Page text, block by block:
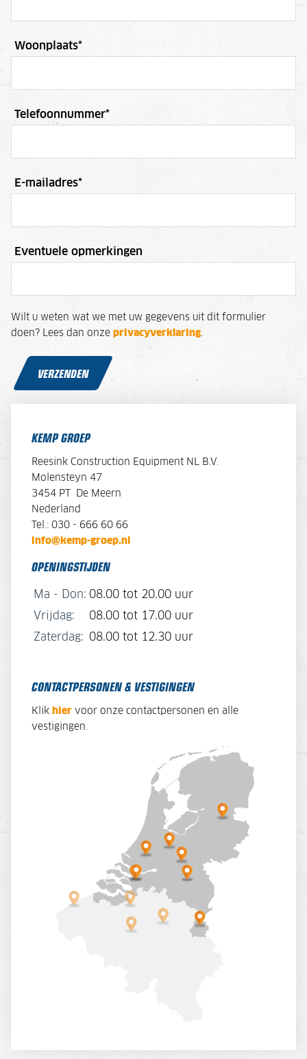
Woonplaats*
Telefoonnummer*
E-mailadres*
Eventuele opmerkingen
Wilt u weten wat we met uw gegevens uit dit formulier
doen? Lees dan onze privacyverklaring.
VERZENDEN
KEMP GROEP
Reesink Construction Equipment NL B.V.
Molensteyn 47
3454 PT De Meern
Nederland
Tel.: 030 - 666 60 66
info@kemp-groep.nl
OPENINGSTIJDEN
Ma - Don: 08.00 tot 20.00 uur
Vrijdag:
08.00 tot 17.00 uur
Zaterdag:
08.00 tot 12.30 uur
CONTACTPERSONEN & VESTIGINGEN
Klik hier voor onze contactpersonen en alle
vestigingen.